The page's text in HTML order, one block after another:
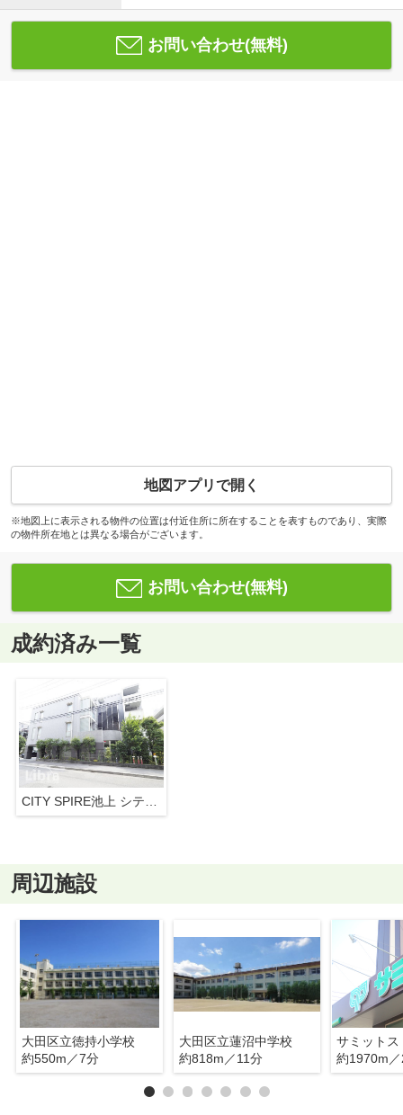
お問い合わせ(無料)
地図アプリで開く
※地図上に表示される物件の位置は付近住所に所在することを表すものであり、実際
の物件所在地とは異なる場合がございます。
お問い合わせ(無料)
成約済み一覧
周辺施設
大田区立徳持小学校
約550m／7分
大田区立蓮沼中学校
約818m／11分
約1970m